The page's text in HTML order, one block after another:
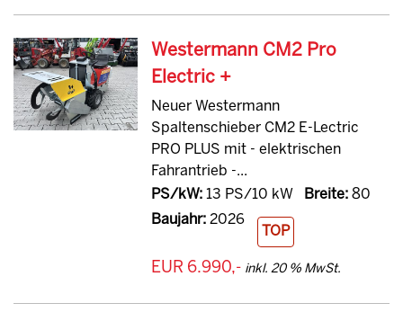
Westermann CM2 Pro
Electric +
Neuer Westermann
Spaltenschieber CM2 E-Lectric
PRO PLUS mit - elektrischen
Fahrantrieb -...
PS/kW:13 PS/10 kW Breite:80
Baujahr:2026
TOP
EUR 6.990,- inkl. 20 % MwSt.